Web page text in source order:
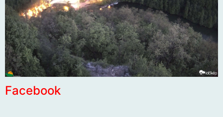
Facebook